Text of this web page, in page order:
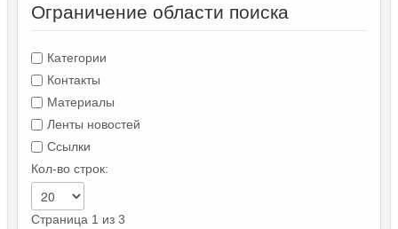
Ограничение области поиска
Категории
Контакты
Материалы
Ленты новостей
Ссылки
Кол-во строк:
Страница 1 из 3